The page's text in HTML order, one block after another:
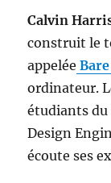
Calvin
construit le
appelée
ordinateur.
étudiants du
Design
écoute ses